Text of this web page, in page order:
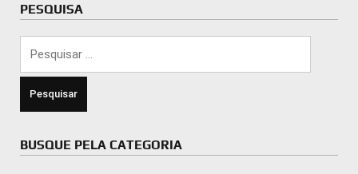
PESQUISA
BUSQUE PELA CATEGORIA